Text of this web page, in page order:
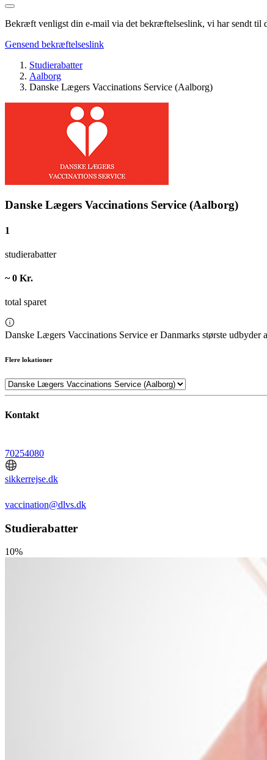
Bekræft venligst din e-mail via det bekræftelseslink, vi har sendt til
Gensend bekræftelseslink
Studierabatter
Aalborg
Danske Lægers Vaccinations Service (Aalborg)
Danske Lægers Vaccinations Service (Aalborg)
1
studierabatter
~ 0 Kr.
total sparet
Danske Lægers Vaccinations Service er Danmarks største
Flere lokationer
Kontakt
70254080
sikkerrejse.dk
vaccination@dlvs.dk
Studierabatter
10%